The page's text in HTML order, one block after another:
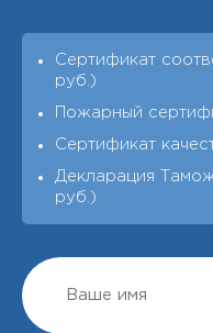
Сертификат
руб.)
Пожарный
Сертификат
Декларация
руб.)